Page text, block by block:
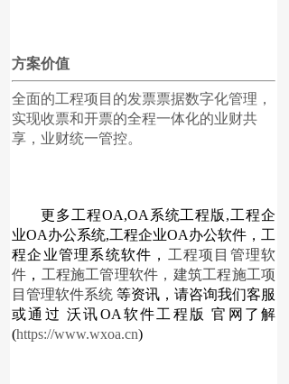
方案价值
全面的工程项目的发票票据数字化管理，
实现收票和开票的全程一体化的业财共
享，业财统一管控。
更多工程OA,OA系统工程版 ,工程企
业OA办公系统,工程企业OA办公软件 ， 工
程企业管理系统软件 ， 工程项目管理软
件 ， 工程施工管理软件 ， 建筑工程施工项
目管理软件系统 等资讯，请咨询我们客服
或通过 沃讯OA软件工程版 官网了解
(https://www.wxoa.cn)